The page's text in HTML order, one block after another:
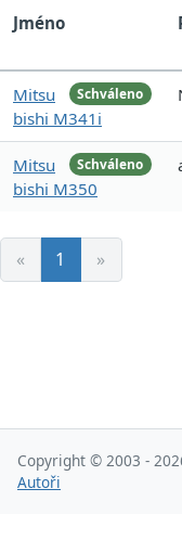
Jméno
Schváleno
Mitsu
bishi M341i
Schváleno
Mitsu
bishi M350
« 1 »
Copyright © 2003 -
Autoři